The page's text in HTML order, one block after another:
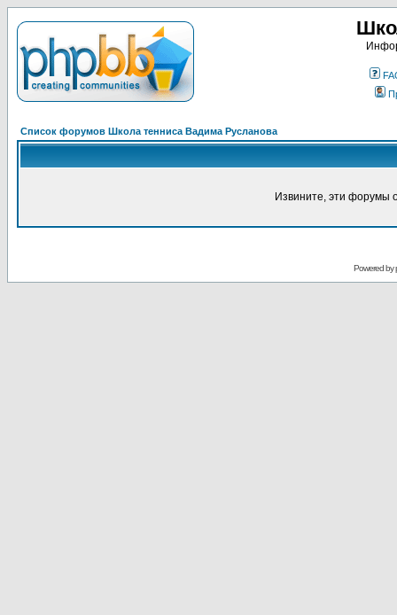
Список форумов Школа тенниса Вадима Русланова
Извините, эти форумы
Powered by